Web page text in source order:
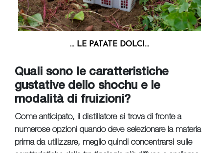
... LE PATATE DOLCI...
Quali sono le caratteristiche
gustative dello shochu e le
modalità di fruizioni?
Come anticipato, il distillatore si trova di fronte a
numerose opzioni quando deve selezionare la materia
prima da utilizzare, meglio quindi concentrarsi sulle